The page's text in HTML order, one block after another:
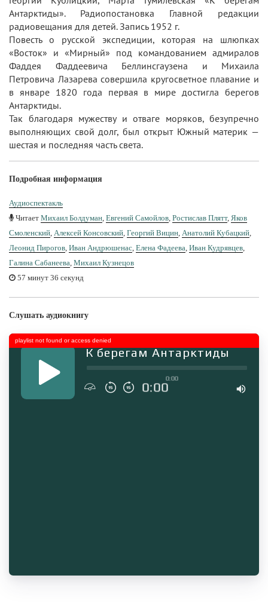
Антарктиды». Радиопостановка Главной редакции
радиовещания для детей. Запись 1952 г.
Повесть о русской экспедиции, которая на шлюпках
«Восток» и «Мирный» под командованием адмиралов
Фаддея Фаддеевича Беллинсгаузена и Михаила
Петровича Лазарева совершила кругосветное плавание и
в январе 1820 года первая в мире достигла берегов
Антарктиды.
Так благодаря мужеству и отваге моряков, безупречно
выполняющих свой долг, был открыт Южный материк —
шестая и последняя часть света.
Подробная информация
Аудиоспектакль
Читает Михаил Болдуман Евгений Самойлов Ростислав Плятт, Яков
Смоленский Алексей Консовский Георгий Вицин Анатолий Кубацкий
Леонид Пирогов Иван Андрюшенас Елена Фадеева Иван Кудрявцев
Галина Сабанеева Михаил Кузнецов
57 минут 36 секунд
Слушать аудиокнигу
К берегам Антарктиды
0:00
0:00
playlist not found or access denied